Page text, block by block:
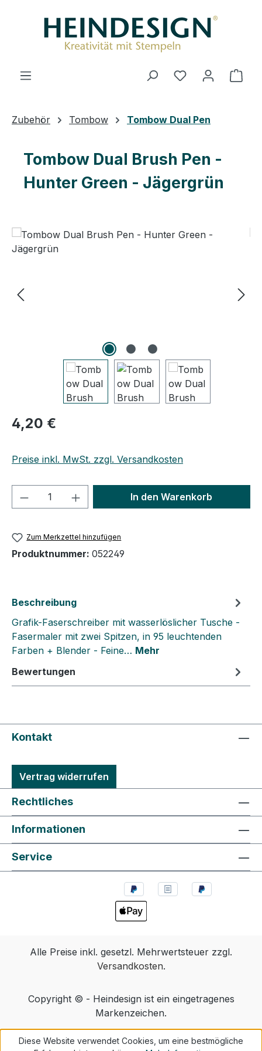
Du hast 0
Zubehör Tombow Tombow Dual Pen
Tombow Dual Brush Pen -
Hunter Green - Jägergrün
Regulärer Preis:
4,20 €
Preise inkl. MwSt. zzgl. Versandkosten
Produkt Anzahl: Gib denIn den Warenkorb
Zum Merkzettel hinzufügen
Produktnummer: 052249
Beschreibung
Grafik-Faserschreiber mit wasserlöslicher Tusche -
Fasermaler mit zwei Spitzen, in 95 leuchtenden
Farben + Blender - Feine… Mehr
Bewertungen
Kontakt
Vertrag widerrufen
Rechtliches
Informationen
Service
Alle Preise inkl. gesetzl. Mehrwertsteuer zzgl.
Versandkosten.
Copyright © - Heindesign ist ein eingetragenes
Markenzeichen.
Diese Website verwendet Cookies, um eine bestmögliche